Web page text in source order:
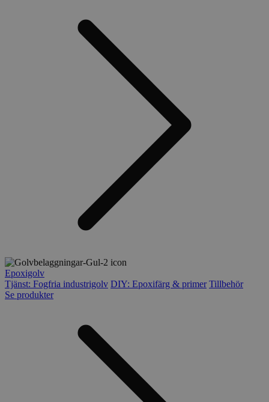
Epoxigolv
Tjänst: Fogfria industrigolv DIY: Epoxifärg & primer Tillbehör
Se produkter